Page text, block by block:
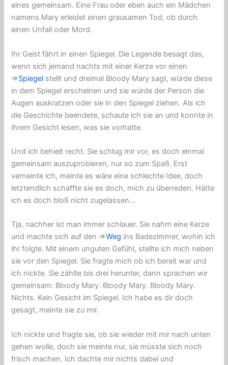
eines gemeinsam. Eine Frau oder eben auch ein Mädchen
namens Mary erleidet einen grausamen Tod, ob durch
einen Unfall oder Mord.
Ihr Geist fährt in einen Spiegel. Die Legende besagt das,
wenn sich jemand nachts mit einer Kerze vor einen
⇒Spiegel stellt und dreimal Bloody Mary sagt, würde diese
in dem Spiegel erscheinen und sie würde der Person die
Augen auskratzen oder sie in den Spiegel ziehen. Als ich
die Geschichte beendete, schaute ich sie an und konnte in
ihrem Gesicht lesen, was sie vorhatte.
Und ich behielt recht. Sie schlug mir vor, es doch einmal
gemeinsam auszuprobieren, nur so zum Spaß. Erst
verneinte ich, meinte es wäre eine schlechte Idee, doch
letztendlich schaffte sie es doch, mich zu überreden. Hätte
ich es doch bloß nicht zugelassen…
Tja, nachher ist man immer schlauer. Sie nahm eine Kerze
und machte sich auf den ⇒Weg ins Badezimmer, wohin ich
ihr folgte. Mit einem unguten Gefühl, stellte ich mich neben
sie vor den Spiegel. Sie fragte mich ob ich bereit war und
ich nickte. Sie zählte bis drei herunter, dann sprachen wir
gemeinsam: Bloody Mary. Bloody Mary. Bloody Mary.
Nichts. Kein Gesicht im Spiegel. Ich habe es dir doch
gesagt, meinte sie zu mir.
Ich nickte und fragte sie, ob sie wieder mit mir nach unten
gehen wolle, doch sie meinte nur, sie müsste sich noch
frisch machen. Ich dachte mir nichts dabei und